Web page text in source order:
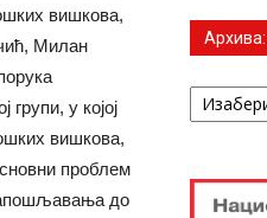
вишкова,
Милан
у којој
вишкова,
проблем
до
Архива:
Архива: